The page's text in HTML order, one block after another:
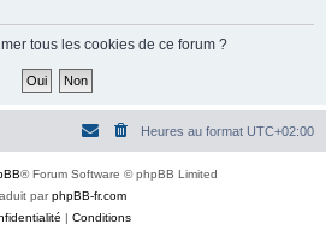
tous les cookies de ce forum ?
Heures au format UTC+02:00
® Forum Software © phpBB Limited
parphpBB-fr.com
| Conditions